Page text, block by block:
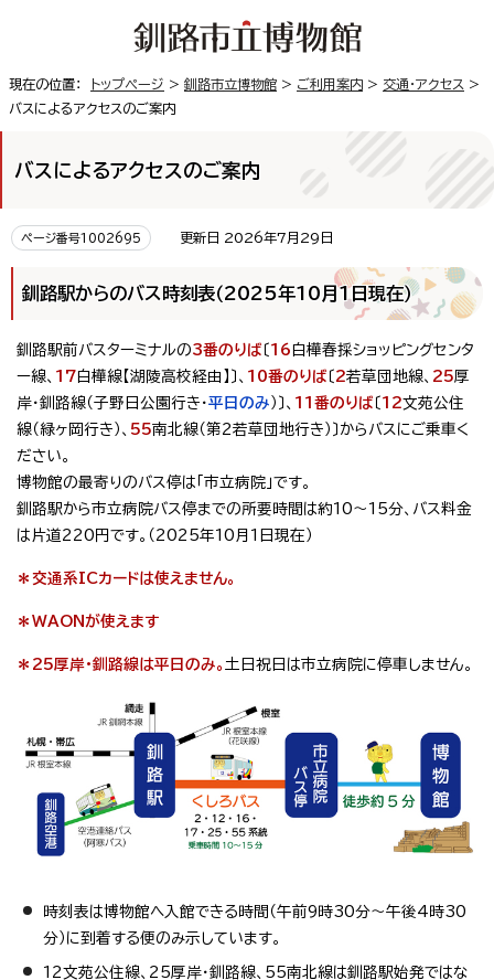
現在の位置： トップページ > 釧路市立博物館 > ご利用案内 > 交通・アクセス >
バスによるアクセスのご案内
バスによるアクセスのご案内
ページ番号1002695 更新日 2026年7月29日
釧路駅からのバス時刻表（2025年10月1日現在）
釧路駅前バスターミナルの3番のりば 〔 16 白樺春採ショッピングセンタ
ー線、 17 白樺線【湖陵高校経由】〕、 10番のりば 〔 2若草団地線、 25厚
岸・釧路線（子野日公園行き・平日のみ ）〕、 11番のりば 〔 12文苑公住
線（緑ヶ岡行き）、 55南北線（第2若草団地行き）〕からバスにご乗車く
ださい。
博物館の最寄りのバス停は「市立病院」です。
釧路駅から市立病院バス停までの所要時間は約10～15分、バス料金
は片道220円です。（2025年10月1日現在）
＊交通系ICカードは使えません。
＊WAONが使えます
＊25厚岸・釧路線は平日のみ。 土日祝日は市立病院に停車しません。
時刻表は博物館へ入館できる時間（午前9時30分～午後4時30
分）に到着する便のみ示しています。
12文苑公住線、25厚岸・釧路線、55南北線は釧路駅始発ではな